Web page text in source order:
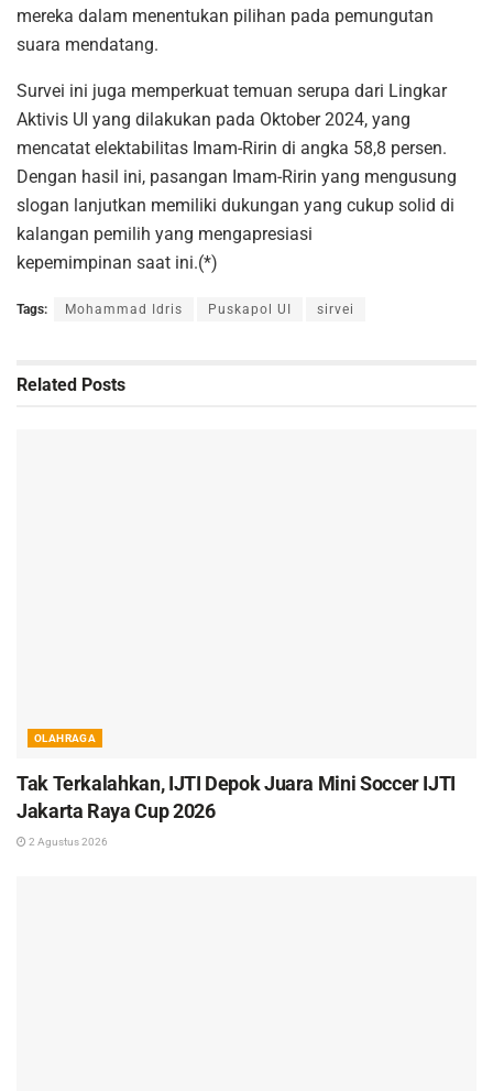
mereka dalam menentukan pilihan pada pemungutan
suara mendatang.
Survei ini juga memperkuat temuan serupa dari Lingkar
Aktivis UI yang dilakukan pada Oktober 2024, yang
mencatat elektabilitas Imam-Ririn di angka 58,8 persen.
Dengan hasil ini, pasangan Imam-Ririn yang mengusung
slogan lanjutkan memiliki dukungan yang cukup solid di
kalangan pemilih yang mengapresiasi
kepemimpinan saat ini.(*)
Tags: Mohammad Idris Puskapol UI sirvei
Related Posts
OLAHRAGA
Tak Terkalahkan, IJTI Depok Juara Mini Soccer IJTI
Jakarta Raya Cup 2026
2 Agustus 2026